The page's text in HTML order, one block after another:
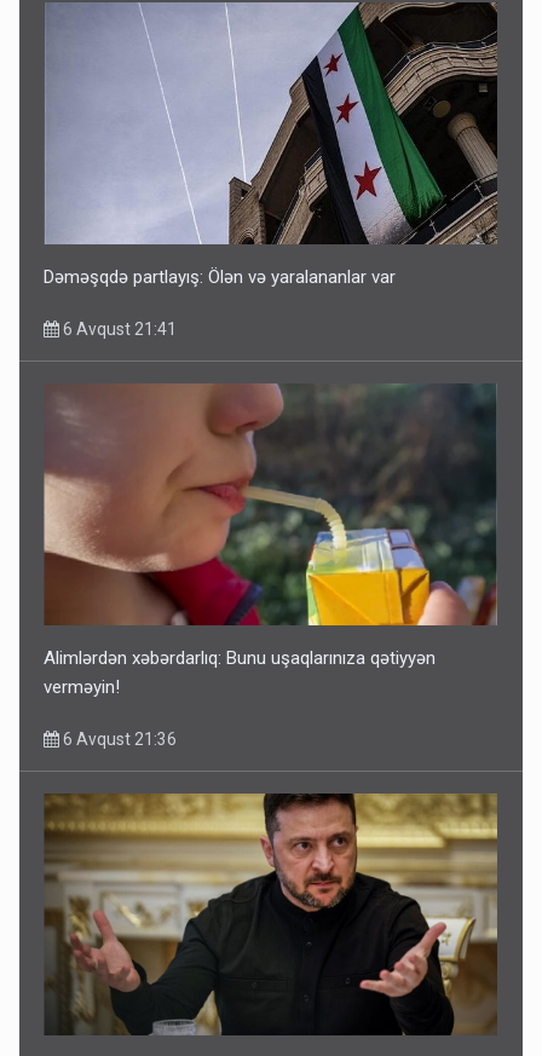
Dəməşqdə partlayış: Ölən və yaralananlar var
6 Avqust 21:41
Alimlərdən xəbərdarlıq: Bunu uşaqlarınıza qətiyyən
verməyin!
6 Avqust 21:36